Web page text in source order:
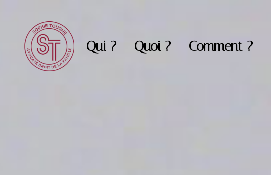
Qui ? Quoi ? Comment ?